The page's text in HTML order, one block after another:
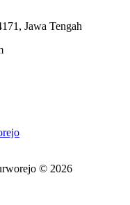
Jawa Tengah
© 2026